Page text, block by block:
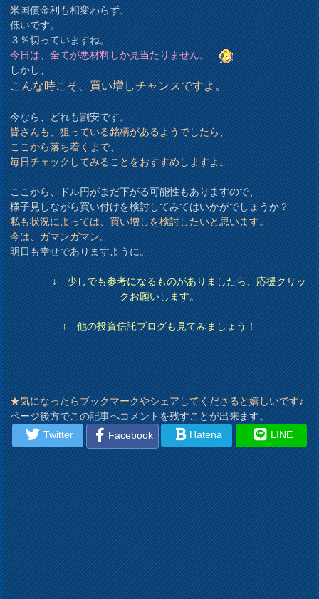
米国債金利も相変わらず、
低いです。
３％切っていますね。
今日は、全てが悪材料しか見当たりません。
しかし、
こんな時こそ、買い増しチャンスですよ。
今なら、どれも割安です。
皆さんも、狙っている銘柄があるようでしたら、
ここから落ち着くまで、
毎日チェックしてみることをおすすめしますよ。
ここから、ドル円がまだ下がる可能性もありますので、
様子見しながら買い付けを検討してみてはいかがでしょうか？
私も状況によっては、買い増しを検討したいと思います。
今は、ガマンガマン。
明日も幸せでありますように。
↓ 少しでも参考になるものがありましたら、応援クリッ
クお願いします。
↑ 他の投資信託ブログも見てみましょう！
★気になったらブックマークやシェアしてくださると嬉しいです♪
ページ後方でこの記事へコメントを残すことが出来ます。
Twitter
Facebook Hatena LINE